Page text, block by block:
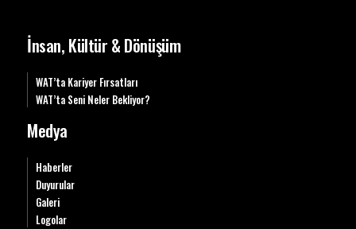
İnsan, Kültür & Dönüşüm
WAT’ta Kariyer Fırsatları
WAT’ta Seni Neler Bekliyor?
Medya
Haberler
Duyurular
Galeri
Logolar